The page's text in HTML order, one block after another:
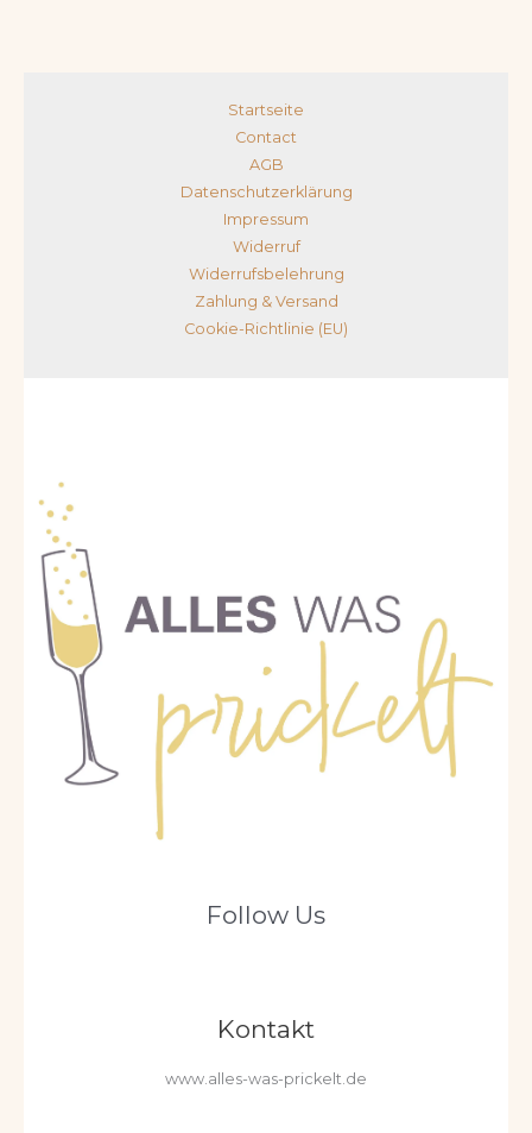
Startseite
Contact
AGB
Datenschutzerklärung
Impressum
Widerruf
Widerrufsbelehrung
Zahlung & Versand
Cookie-Richtlinie (EU)
Follow Us
Kontakt
www.alles-was-prickelt.de